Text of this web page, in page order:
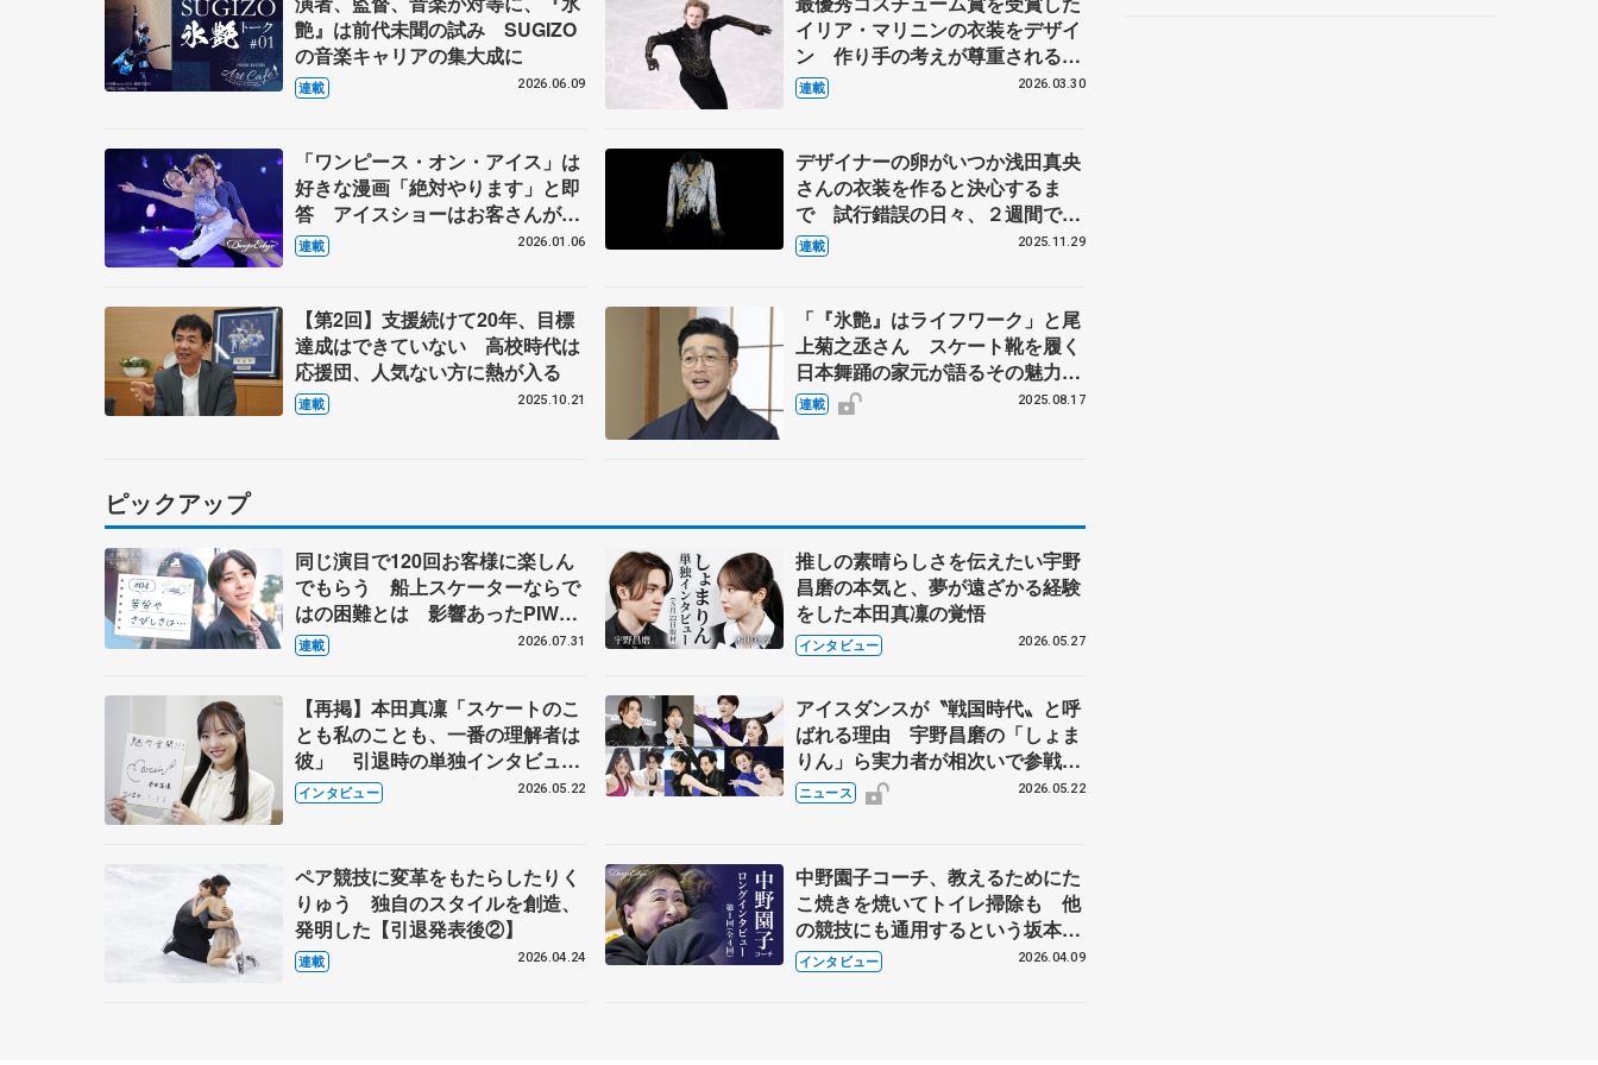
艶』は前代未聞の試み SUGIZO
の音楽キャリアの集大成に
連載 2026.06.09
イリア・マリニンの衣装をデザイ
ン 作り手の考えが尊重される海
外選手からの依頼 伊藤聡美さ
んに聞く（下）
連載 2026.03.30
「ワンピース・オン・アイス」は
好きな漫画「絶対やります」と即
答 アイスショーはお客さんがメ
イン、純粋に楽しんでもらうもの
【第3回・宮本賢二 表現の設計
連載 2026.01.06
デザイナーの卵がいつか浅田真央
さんの衣装を作ると決心するま
で 試行錯誤の日々、２週間で仕
上げた羽生結弦さんの『オペラ座
の怪人』 伊藤聡美さんインタビ
連載 2025.11.29
【第2回】支援続けて20年、目標
達成はできていない 高校時代は
応援団、人気ない方に熱が入る
連載 2025.10.21
「『氷艶』はライフワーク」と尾
上菊之丞さん スケート靴を履く
日本舞踊の家元が語るその魅力と
は？【インタビュー前編】
連載 2025.08.17
ピックアップ
同じ演目で120回お客様に楽しん
でもらう 船上スケーターならで
はの困難とは 影響あったPIW前
キャプテン松永さんの存在
連載 2026.07.31
推しの素晴らしさを伝えたい宇野
昌磨の本気と、夢が遠ざかる経験
をした本田真凜の覚悟
インタビュー 2026.05.27
【再掲】本田真凜「スケートのこ
とも私のことも、一番の理解者は
彼」 引退時の単独インタビュー
で語った競技人生や家族、恋人、
これからの夢…
インタビュー 2026.05.22
アイスダンスが〝戦国時代〟と呼
ばれる理由 宇野昌磨の「しょま
りん」ら実力者が相次いで参戦
国内の競争激化
ニュース 2026.05.22
ペア競技に変革をもたらしたりく
りゅう 独自のスタイルを創造、
発明した【引退発表後②】
連載 2026.04.24
中野園子コーチ、教えるためにた
こ焼きを焼いてトイレ掃除も 他
の競技にも通用するという坂本花
織の筋肉
インタビュー 2026.04.09